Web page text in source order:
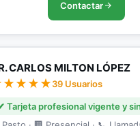
Contactar
CARLOS MILTON LÓPEZ
39 Usuarios
Tarjeta profesional vigente y